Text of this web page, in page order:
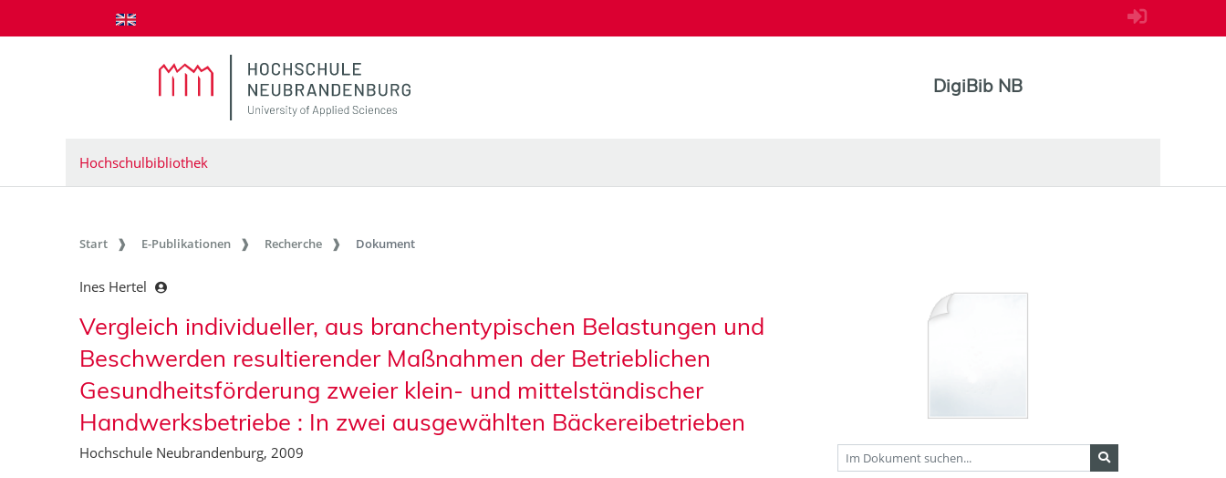
zum Inhalt springen
DigiBib NB
Hochschulbibliothek
Start E-Publikationen Recherche Dokument
Ines Hertel
Vergleich individueller, aus branchentypischen Belastungen und
Beschwerden resultierender Maßnahmen der Betrieblichen
Gesundheitsförderung zweier klein- und mittelständischer
Handwerksbetriebe : In zwei ausgewählten Bäckereibetrieben
Hochschule Neubrandenburg, 2009